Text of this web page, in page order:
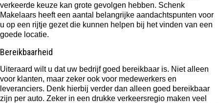
verkeerde keuze kan grote gevolgen hebben. Schenk
Makelaars heeft een aantal belangrijke aandachtspunten voor
u op een rijtje gezet die kunnen helpen bij het vinden van een
goede locatie.
Bereikbaarheid
Uiteraard wilt u dat uw bedrijf goed bereikbaar is. Niet alleen
voor klanten, maar zeker ook voor medewerkers en
leveranciers. Denk hierbij verder dan alleen goed bereikbaar
zijn per auto. Zeker in een drukke verkeersregio maken veel